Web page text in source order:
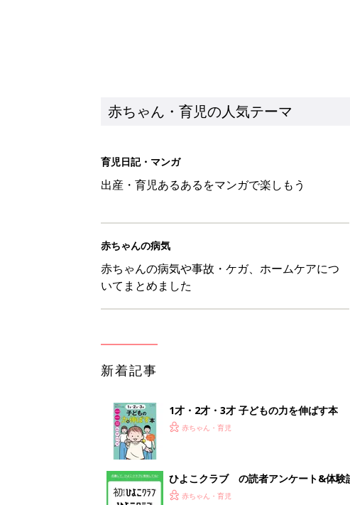
赤ちゃん・育児の人気テーマ
育児日記・マンガ
出産・育児あるあるをマンガで楽しもう
赤ちゃんの病気
赤ちゃんの病気や事故・ケガ、ホームケアにつ
いてまとめました
新着記事
1才・2才・3才 子どもの力を伸ばす本
赤ちゃん・育児
ひよこクラブ の読者アンケート&体験
赤ちゃん・育児